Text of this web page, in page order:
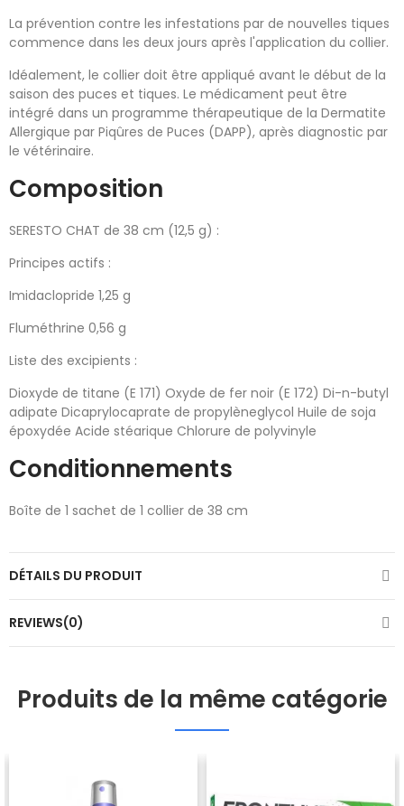
La prévention contre les infestations par de nouvelles tiques
commence dans les deux jours après l'application du collier.
Idéalement, le collier doit être appliqué avant le début de la
saison des puces et tiques. Le médicament peut être
intégré dans un programme thérapeutique de la Dermatite
Allergique par Piqûres de Puces (DAPP), après diagnostic par
le vétérinaire.
Composition
SERESTO CHAT de 38 cm (12,5 g) :
Principes actifs :
Imidaclopride 1,25 g
Fluméthrine 0,56 g
Liste des excipients :
Dioxyde de titane (E 171) Oxyde de fer noir (E 172) Di-n-butyl
adipate Dicaprylocaprate de propylèneglycol Huile de soja
époxydée Acide stéarique Chlorure de polyvinyle
Conditionnements
Boîte de 1 sachet de 1 collier de 38 cm
DÉTAILS DU PRODUIT
REVIEWS(0)
Produits de la même catégorie